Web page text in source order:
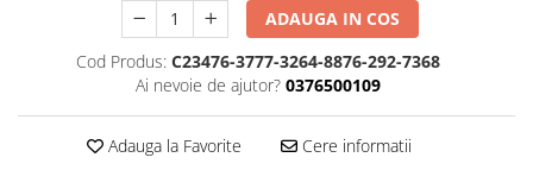
ADAUGA IN COS
Cod Produs: C23476-3777-3264-8876-292-7368
Ai nevoie de ajutor? 0376500109
Adauga la Favorite Cere informatii